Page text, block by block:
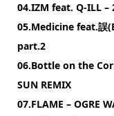
04.IZM feat. Q-ILL –
05.Medicine feat.誤
part.2
06.Bottle on the
SUN REMIX
07.FLAME – OGRE